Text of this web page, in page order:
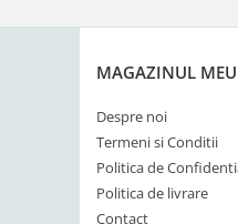
MAGAZINUL MEU
Despre noi
Termeni si Conditii
Politica de
Politica de livrare
Contact